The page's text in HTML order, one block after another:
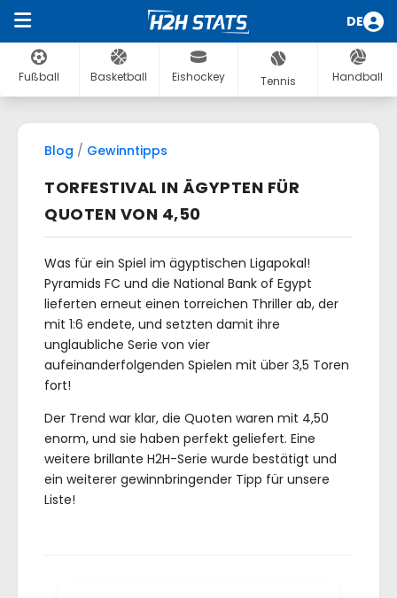
DE
Fußball Basketball Eishockey Tennis Handball
Blog / Gewinntipps
TORFESTIVAL IN ÄGYPTEN FÜR
QUOTEN VON 4,50
Was für ein Spiel im ägyptischen Ligapokal!
Pyramids FC und die National Bank of Egypt
lieferten erneut einen torreichen Thriller ab, der
mit 1:6 endete, und setzten damit ihre
unglaubliche Serie von vier
aufeinanderfolgenden Spielen mit über 3,5 Toren
fort!
Der Trend war klar, die Quoten waren mit 4,50
enorm, und sie haben perfekt geliefert. Eine
weitere brillante H2H-Serie wurde bestätigt und
ein weiterer gewinnbringender Tipp für unsere
Liste!